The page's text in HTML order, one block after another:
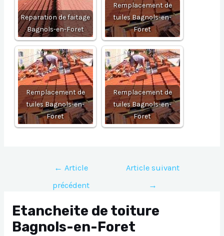
Reparation de faitage
Bagnols-en-Foret
Remplacement de
tuiles Bagnols-en-
Foret
Remplacement de
tuiles Bagnols-en-
Foret
Remplacement de
tuiles Bagnols-en-
Foret
Navigation
l’article
← Article
précédent
Article suivant
→
Etancheite de toiture
Bagnols-en-Foret